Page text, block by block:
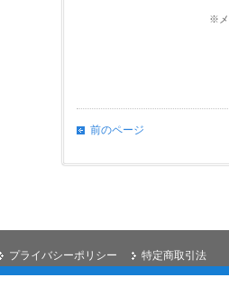
※メ
前のページ
特定商取引法
プライバシーポリシー